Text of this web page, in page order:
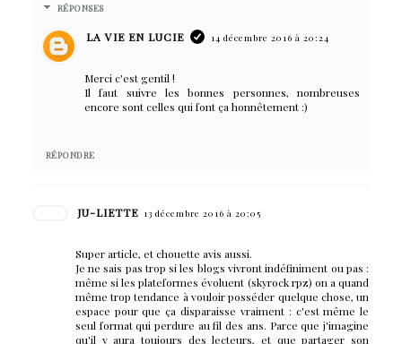
RÉPONSES
LA VIE EN LUCIE 14 décembre 2016 à 20:24
Merci c'est gentil !
Il faut suivre les bonnes personnes, nombreuses
encore sont celles qui font ça honnêtement :)
RÉPONDRE
JU-LIETTE 13 décembre 2016 à 20:05
Super article, et chouette avis aussi.
Je ne sais pas trop si les blogs vivront indéfiniment ou pas :
même si les plateformes évoluent (skyrock rpz) on a quand
même trop tendance à vouloir posséder quelque chose, un
espace pour que ça disparaisse vraiment : c'est même le
seul format qui perdure au fil des ans. Parce que j'imagine
qu'il y aura toujours des lecteurs, et que partager son